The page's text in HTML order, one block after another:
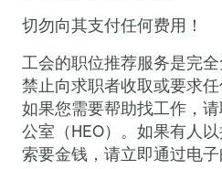
切勿向其支付任何费用！
工会的职位推荐服务是完
禁止向求职者收取或要求任
如果您需要帮助找工作，
公室（HEO）。如果有人
索要金钱，请立即通过电